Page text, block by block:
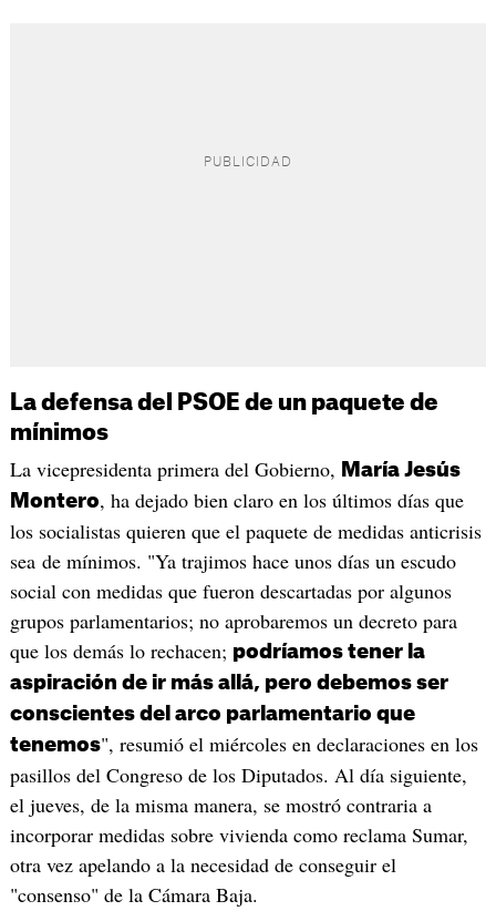
La defensa del PSOE de un paquete de
mínimos
La vicepresidenta primera del Gobierno,
María Jesús
Montero, ha dejado bien claro en los últimos días que
los socialistas quieren que el paquete de medidas anticrisis
sea de mínimos. "Ya trajimos hace unos días un escudo
social con medidas que fueron descartadas por algunos
grupos parlamentarios; no aprobaremos un decreto para
que los demás lo rechacen; podríamos tener la
aspiración de ir más allá, pero debemos ser
conscientes del arco parlamentario que
tenemos", resumió el miércoles en declaraciones en los
pasillos del Congreso de los Diputados. Al día siguiente,
el jueves, de la misma manera, se mostró contraria a
incorporar medidas sobre vivienda como reclama Sumar,
otra vez apelando a la necesidad de conseguir el
"consenso" de la Cámara Baja.